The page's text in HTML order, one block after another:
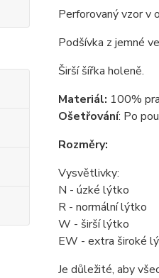
Perforovaný vzor v
Podšívka z jemné
Širší šířka holeně.
Materiál: 100%
Ošetřování: Po
Rozměry:
Vysvětlivky:
N - úzké lýtko
R - normální lýtko
W - širší lýtko
EW - extra široké
Je důležité, aby